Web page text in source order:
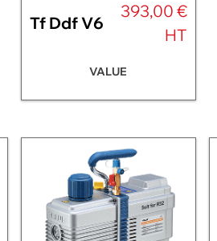
Tf Ddf V6
393,00 €
HT
VALUE